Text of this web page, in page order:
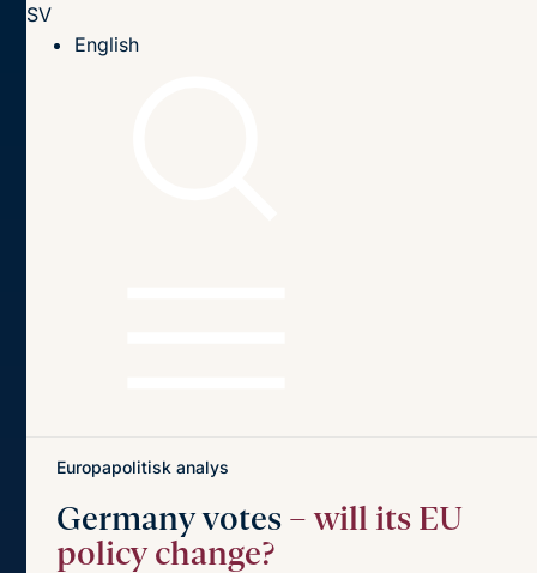
SV
English
Europapolitisk analys
Germany votes – will its EU
policy change?